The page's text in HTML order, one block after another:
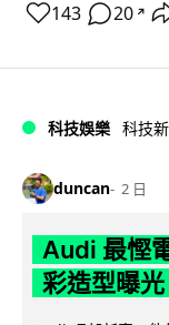
143 20 ↗
科技娛樂 科技
duncan 2 日
Audi 最慳
彩造型曝